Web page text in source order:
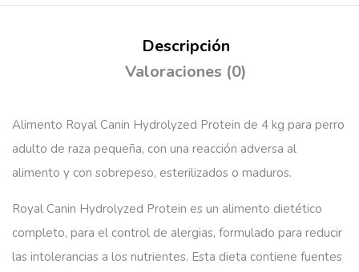
Descripción
Valoraciones (0)
Alimento Royal Canin Hydrolyzed Protein de 4 kg para perro
adulto de raza pequeña, con una reacción adversa al
alimento y con sobrepeso, esterilizados o maduros.
Royal Canin Hydrolyzed Protein es un alimento dietético
completo, para el control de alergias, formulado para reducir
las intolerancias a los nutrientes. Esta dieta contiene fuentes